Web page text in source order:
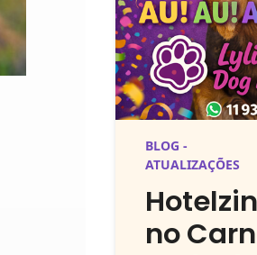
BLOG -
ATUALIZAÇÕES
no